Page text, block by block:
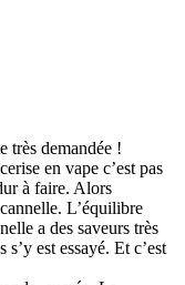
très demandée !
en vape c’est pas
à faire. Alors
L’équilibre
a des saveurs très
est essayé. Et c’est